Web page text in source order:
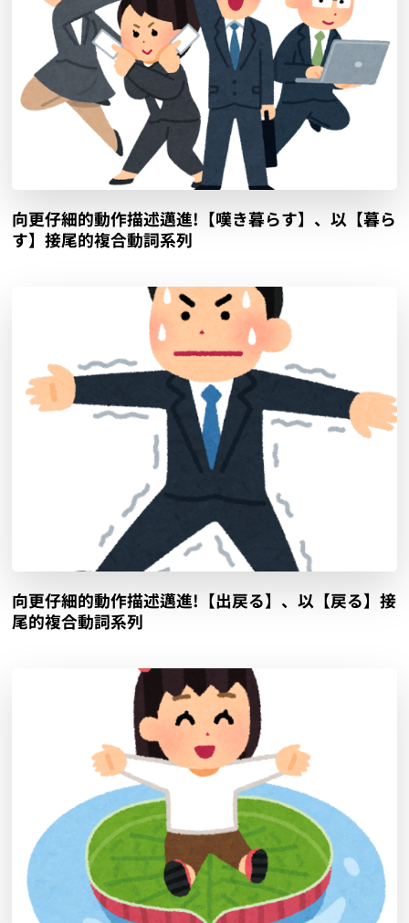
向更仔細的動作描述邁進!【嘆き暮らす】、以【暮ら
す】接尾的複合動詞系列
向更仔細的動作描述邁進!【出戻る】、以【戻る】接
尾的複合動詞系列